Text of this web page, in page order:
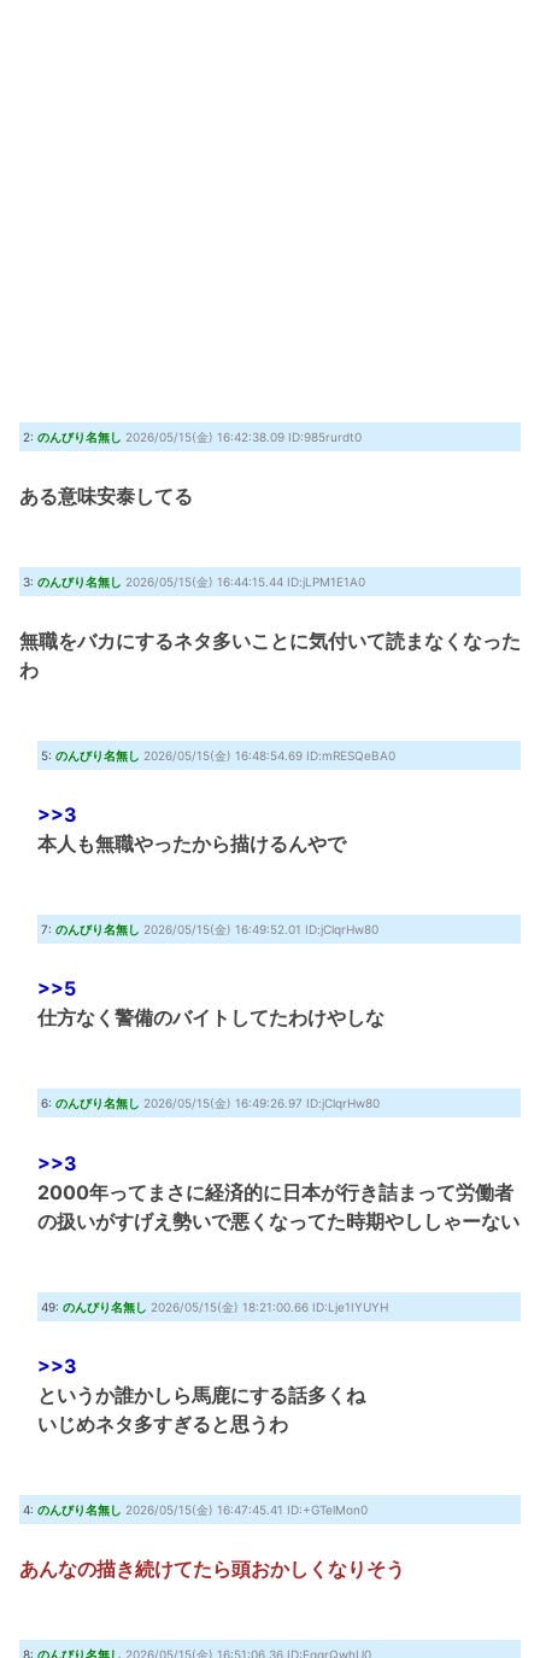
2: のんびり名無し 2026/05/15(金) 16:42:38.09 ID:985rurdt0
ある意味安泰してる
3: のんびり名無し 2026/05/15(金) 16:44:15.44 ID:jLPM1E1A0
無職をバカにするネタ多いことに気付いて読まなくなった
わ
5: のんびり名無し 2026/05/15(金) 16:48:54.69 ID:mRESQeBA0
>>3
本人も無職やったから描けるんやで
7: のんびり名無し 2026/05/15(金) 16:49:52.01 ID:jClqrHw80
>>5
仕方なく警備のバイトしてたわけやしな
6: のんびり名無し 2026/05/15(金) 16:49:26.97 ID:jClqrHw80
>>3
2000年ってまさに経済的に日本が行き詰まって労働者
の扱いがすげえ勢いで悪くなってた時期やししゃーない
49: のんびり名無し 2026/05/15(金) 18:21:00.66 ID:Lje1IYUYH
>>3
というか誰かしら馬鹿にする話多くね
いじめネタ多すぎると思うわ
4: のんびり名無し 2026/05/15(金) 16:47:45.41 ID:+GTelMon0
あんなの描き続けてたら頭おかしくなりそう
8: のんびり名無し 2026/05/15(金) 16:51:06.36 ID:EqgrQwhU0